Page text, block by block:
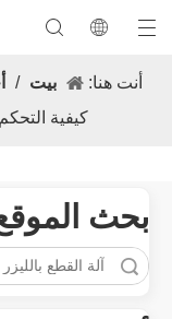
أنت هنا: بيت /
كيفية
بحث